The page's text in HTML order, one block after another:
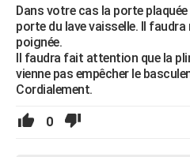
Dans votre cas la porte
porte du lave vaisselle. Il
poignée.
Il faudra fait attention que la
vienne pas empêcher le
Cordialement.
0